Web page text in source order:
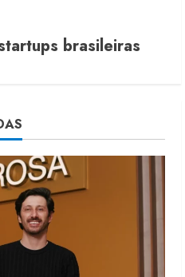
brasileiras